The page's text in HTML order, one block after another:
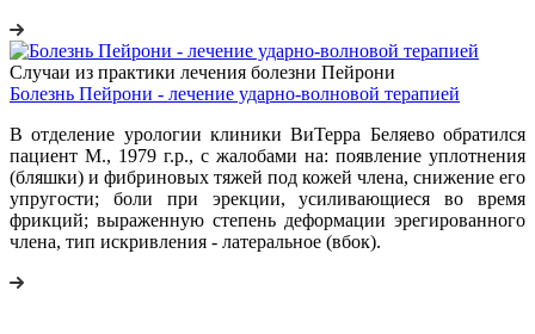
Случаи из практики лечения болезни Пейрони
Болезнь Пейрони - лечение ударно-волновой терапией
В отделение урологии клиники ВиТерра Беляево обратился
пациент M., 1979 г.р., с жалобами на: появление уплотнения
(бляшки) и фибриновых тяжей под кожей члена, снижение его
упругости; боли при эрекции, усиливающиеся во время
фрикций; выраженную степень деформации эрегированного
члена, тип искривления - латеральное (вбок).